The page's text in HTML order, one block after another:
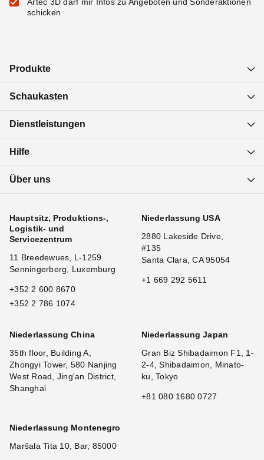
Artec 3D darf mir Infos zu Angeboten und Sonderaktionen
schicken
Produkte
Schaukasten
Dienstleistungen
Hilfe
Über uns
Hauptsitz, Produktions-,
Logistik- und
Servicezentrum
11 Breedewues, L-1259
Senningerberg, Luxemburg
+352 2 600 8670
+352 2 786 1074
Niederlassung USA
2880 Lakeside Drive,
#135
Santa Clara, CA 95054
+1 669 292 5611
Niederlassung China
35th floor, Building A,
Zhongyi Tower, 580 Nanjing
West Road, Jing'an District,
Shanghai
Niederlassung Japan
Gran Biz Shibadaimon F1, 1-
2-4, Shibadaimon, Minato-
ku, Tokyo
+81 080 1680 0727
Niederlassung Montenegro
Maršala Tita 10, Bar, 85000